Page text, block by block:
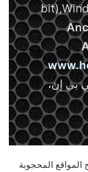
بي إن،